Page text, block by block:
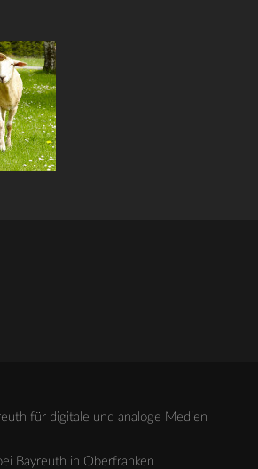
für digitale und analoge Medien
Bayreuth in Oberfranken